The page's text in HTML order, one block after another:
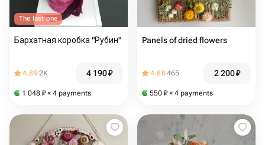
The last one
Бархатная коробка "Рубин"
4.892K 4 190₽
1 048 ₽ × 4 payments
Panels of dried flowers
4.88465 2 200₽
550 ₽ × 4 payments